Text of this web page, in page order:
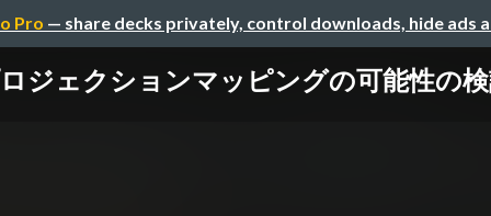
Pro — share decks privately, control downloads, hide ads
ジェクションマッピングの可能性の